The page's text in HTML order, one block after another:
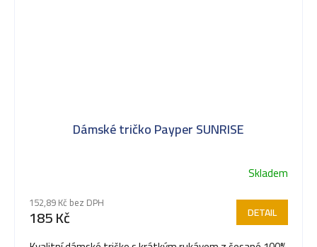
Dámské tričko Payper SUNRISE
Skladem
152,89 Kč bez DPH
185 Kč DETAIL